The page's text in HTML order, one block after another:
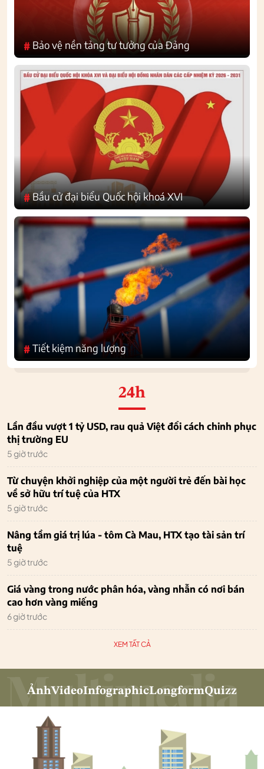
# Bảo vệ nền tảng tư tưởng của Đảng
#Bầu cử đại biểu Quốc hội khoá XVI
#Tiết kiệm năng lượng
24h
Lần đầu vượt 1 tỷ USD, rau quả Việt đổi cách chinh phục
thị trường EU
5 giờ trước
Từ chuyện khởi nghiệp của một người trẻ đến bài học
về sở hữu trí tuệ của HTX
5 giờ trước
Nâng tầm giá trị lúa - tôm Cà Mau, HTX tạo tài sản trí
tuệ
5 giờ trước
Giá vàng trong nước phân hóa, vàng nhẫn có nơi bán
cao hơn vàng miếng
6 giờ trước
XEM TẤT CẢ
ẢnhVideoInfographicLongformQuizz